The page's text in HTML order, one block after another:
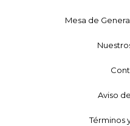
Mesa de
Aviso
Términos